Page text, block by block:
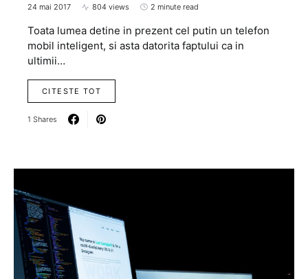
24 mai 2017 804 views 2 minute read
Toata lumea detine in prezent cel putin un telefon
mobil inteligent, si asta datorita faptului ca in
ultimii…
CITESTE TOT
1 Shares